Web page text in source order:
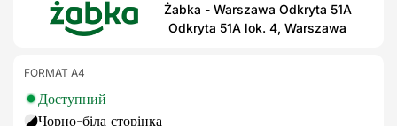
Żabka - Warszawa Odkryta 51A
Odkryta 51A lok. 4, Warszawa
FORMAT A4
Доступний
Чорно-біла сторінка